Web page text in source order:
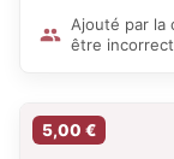
Ajouté par la
être
5,00 €